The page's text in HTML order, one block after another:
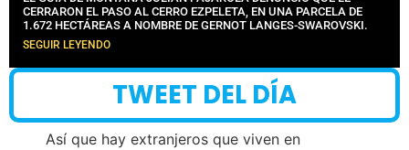
CERRARON EL PASO AL CERRO EZPELETA, EN UNA PARCELA DE
1.672 HECTÁREAS A NOMBRE DE GERNOT LANGES-SWAROVSKI.
SEGUIR LEYENDO
TWEET DEL DÍA
Así que hay extranjeros que viven en